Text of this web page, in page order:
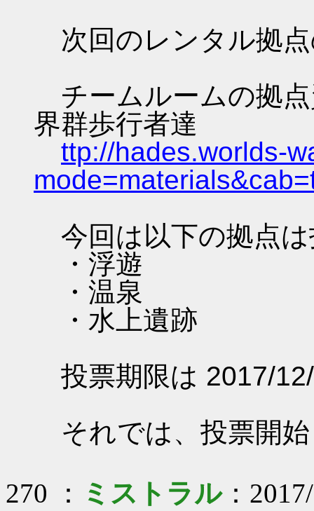
次回のレンタル拠
チームルームの拠
界群歩行者達
ttp://hades.worlds-
今回は以下の拠点
・浮遊
・温泉
・水上遺跡
投票期限は 2017/
それでは、投票開
270 ： ミストラル：